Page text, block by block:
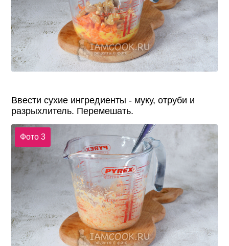
Ввести сухие ингредиенты - муку, отруби и
разрыхлитель. Перемешать.
Фото 3